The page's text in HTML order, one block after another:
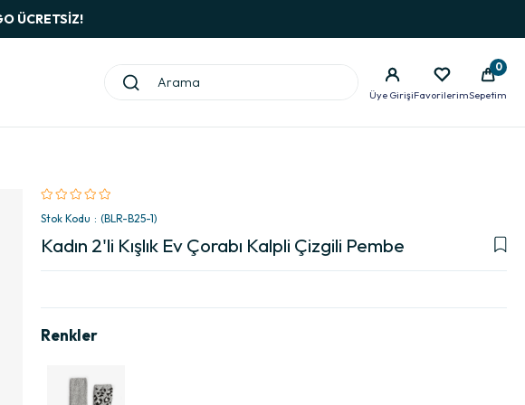
ÜCRETSİZ!
Üye GirişiFavorilerimSepetim
0
Stok Kodu (BLR-B25-1)
Kadın 2'li Kışlık Ev Çorabı Kalpli Çizgili Pembe